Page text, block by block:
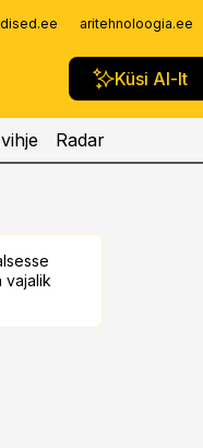
aritehnoloogia.ee
Küsi AI-lt
Radar
vajalik